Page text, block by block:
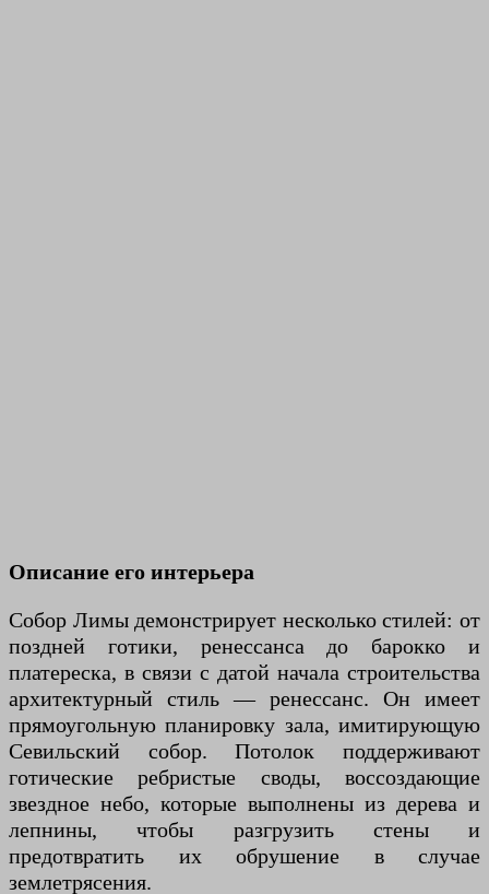
Описание его интерьера
Собор Лимы демонстрирует несколько стилей: от
поздней готики, ренессанса до барокко и
платереска, в связи с датой начала строительства
архитектурный стиль — ренессанс. Он имеет
прямоугольную планировку зала, имитирующую
Севильский собор. Потолок поддерживают
готические ребристые своды, воссоздающие
звездное небо, которые выполнены из дерева и
лепнины, чтобы разгрузить стены и
предотвратить их обрушение в случае
землетрясения.